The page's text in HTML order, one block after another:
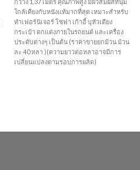
กว้าง 1.37 เมตร คุณภาพสูง มีผิวสัมผัสที่นุ่ม
ใกล้เคียงกับหนังแท้มากที่สุด เหมาะสำหรับ
ทำเฟอร์นิเจอร์ โซฟา เก้าอี้ บุหัวเตียง
กระเป๋า ตกแต่งภายในรถยนต์ และเครื่อง
ประดับต่างๆ เป็นต้น (ราคาขายยกม้วน ม้วน
ละ 40 หลา )(ความยาวต่อหลาอาจมีการ
เปลี่ยนแปลงตามรอบการผลิต)